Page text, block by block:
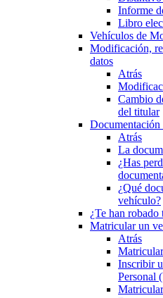
Informe
Libro
Vehículos de
Modificación,
datos
Atrás
Cambio
del titular
Atrás
La
¿Has
¿Qué
vehículo?
¿Te han
Matricular un
Atrás
Inscribir
Personal